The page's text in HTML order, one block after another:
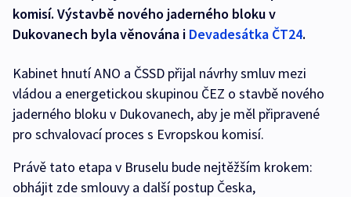
komisí. Výstavbě nového jaderného bloku v
Dukovanech byla věnována i Devadesátka ČT24.
Kabinet hnutí ANO a ČSSD přijal návrhy smluv mezi
vládou a energetickou skupinou ČEZ o stavbě nového
jaderného bloku v Dukovanech, aby je měl připravené
pro schvalovací proces s Evropskou komisí.
Právě tato etapa v Bruselu bude nejtěžším krokem:
obhájit zde smlouvy a další postup Česka,